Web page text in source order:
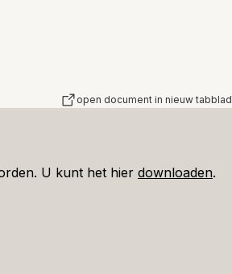
open document in nieuw tabblad
U kunt het hierdownloaden.